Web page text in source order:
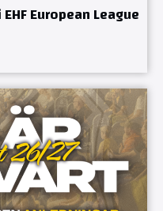
European League